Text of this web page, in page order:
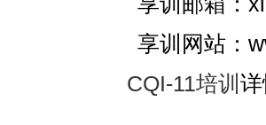
享训网站：
CQI-11培训